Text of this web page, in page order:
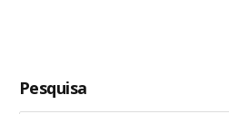
Pesquisa